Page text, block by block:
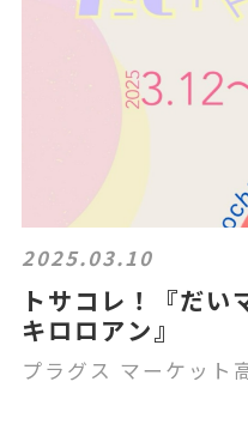
2025.03.10
トサコレ！『だ
キロロアン』
プラグス マーケット